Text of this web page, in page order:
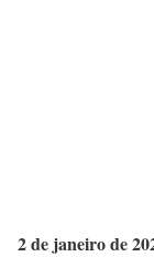
2 de janeiro de